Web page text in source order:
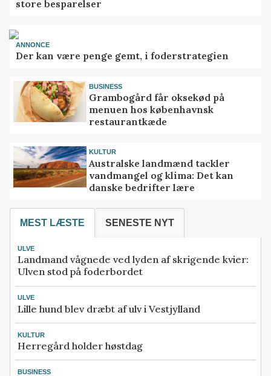
store besparelser
ANNONCE
Der kan være penge gemt, i foderstrategien
BUSINESS
Grambogård får oksekød på
menuen hos københavnsk
restaurantkæde
KULTUR
Australske landmænd tackler
vandmangel og klima: Det kan
danske bedrifter lære
MEST LÆSTE SENESTE NYT
ULVE
Landmand vågnede ved lyden af skrigende kvier:
Ulven stod på foderbordet
ULVE
Lille hund blev dræbt af ulv i Vestjylland
KULTUR
Herregård holder høstdag
BUSINESS